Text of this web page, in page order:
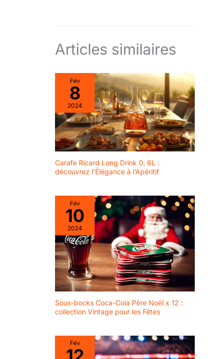
Articles similaires
Fév
8
2024
Carafe Ricard Long Drink 0, 6L :
découvrez l’Élégance à l’Apéritif
Fév
10
2024
Sous-bocks Coca-Cola Père Noël x 12 :
collection Vintage pour les Fêtes
Fév